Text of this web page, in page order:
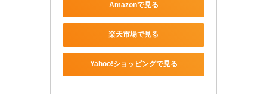
Amazonで見る
楽天市場で見る
Yahoo!ショッピングで見る